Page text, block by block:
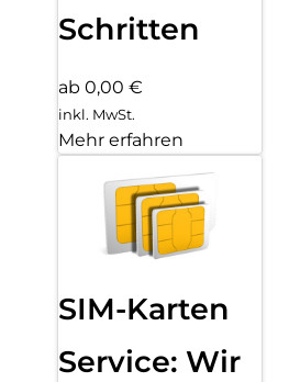
Schritten
ab 0,00 €
inkl. MwSt.
Mehr erfahren
SIM-Karten
Service: Wir